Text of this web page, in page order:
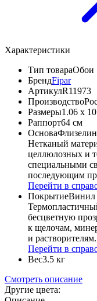
Характеристики
Тип товараОбои
БрендFipar
АртикулR11973
Производство
Размеры1.06 x
Раппорт64 см
ОсноваФлизелин
Нетканый
целлюлозных и
специальными
последующим
Перейти в
ПокрытиеВинил
бесцветную
к щелочам,
и растворителям.
Перейти в
Вес3.5 кг
Смотреть описание
Другие цвета: